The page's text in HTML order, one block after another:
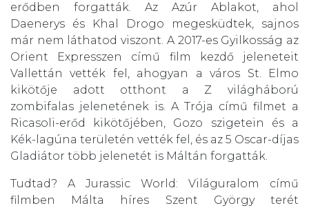
erődben forgatták. Az Azúr Ablakot, ahol
Daenerys és Khal Drogo megesküdtek, sajnos
már nem láthatod viszont. A 2017-es Gyilkosság az
Orient Expresszen című film kezdő jeleneteit
Vallettán vették fel, ahogyan a város St. Elmo
kikötője adott otthont a Z világháború
zombifalas jelenetének is. A Trója című filmet a
Ricasoli-erőd kikötőjében, Gozo szigetein és a
Kék-lagúna területén vették fel, és az 5 Oscar-díjas
Gladiátor több jelenetét is Máltán forgatták.
Tudtad? A Jurassic World: Világuralom című
filmben Málta híres Szent György terét